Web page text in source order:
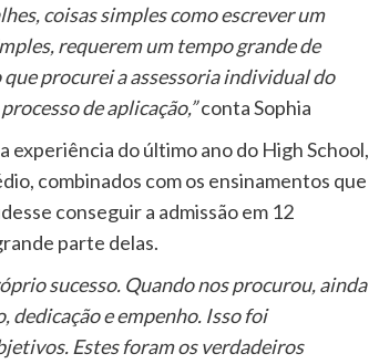
coisas simples como escrever um
requerem um tempo grande de
procurei a assessoria individual do
de aplicação,”conta Sophia
experiência do último ano do High School,
combinados com os ensinamentos que
conseguir a admissão em 12
parte delas.
sucesso. Quando nos procurou, ainda
dedicação e empenho. Isso foi
Estes foram os verdadeiros